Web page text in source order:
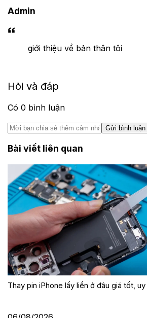
Admin
giới thiệu về bản thân tôi
Hỏi và đáp
Có 0 bình luận
Gửi bình luận
Bài viết liên quan
Thay pin iPhone lấy liền ở đâu giá tốt, uy